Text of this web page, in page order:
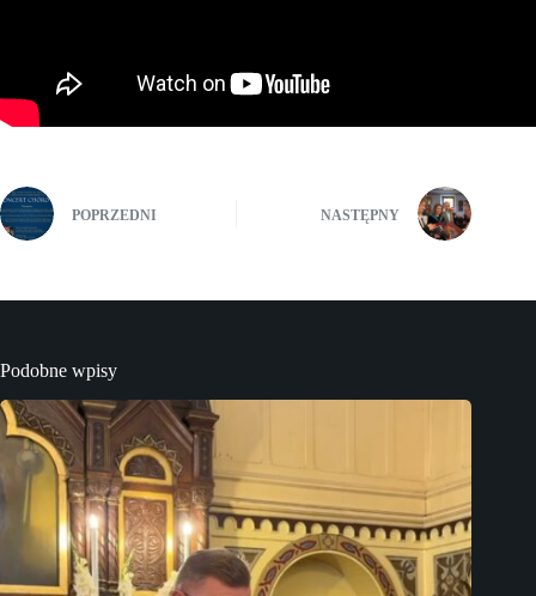
POPRZEDNI NASTĘPNY
Podobne wpisy